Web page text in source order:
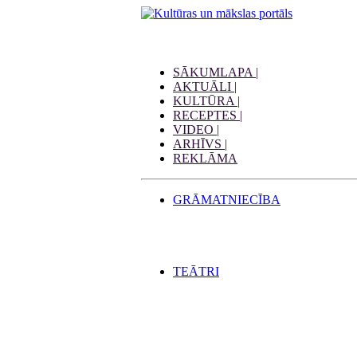
SĀKUMLAPA |
AKTUĀLI |
KULTŪRA |
RECEPTES |
VIDEO |
ARHĪVS |
REKLĀMA
GRĀMATNIECĪBA
TEĀTRI